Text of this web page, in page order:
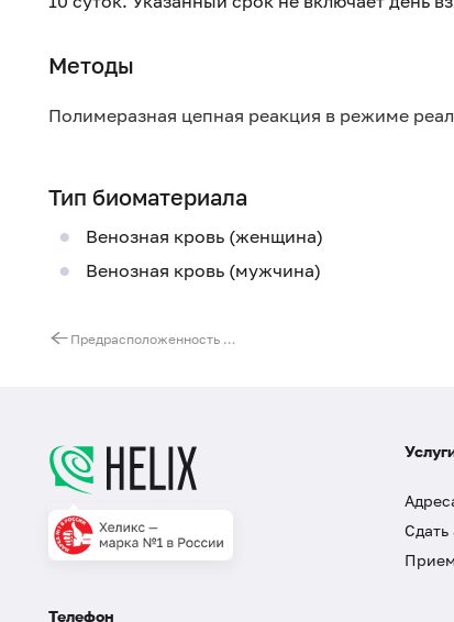
Методы
Полимеразная цепная реакция в режиме
Тип биоматериала
Венозная кровь (женщина)
Венозная кровь (мужчина)
Предрасположенность к атопическому дерматиту
Телефон
Сдать